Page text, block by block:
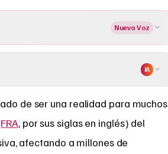
Nueva Voz
IA
de ser una realidad para muchos
, por sus siglas en inglés) del
afectando a millones de